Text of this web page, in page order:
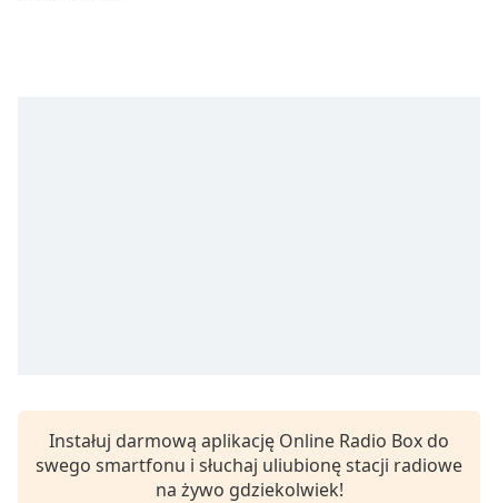
subtitles
settings
opens
subtitles
Instałuj darmową aplikację Online Radio Box do
swego smartfonu i słuchaj uliubionę stacji radiowe
na żywo gdziekolwiek!